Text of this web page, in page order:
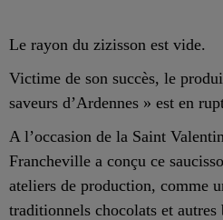
Le rayon du zizisson est vide.
Victime de son succès, le
saveurs d’Ardennes » est en
A l’occasion de la Saint
Francheville a conçu ce
ateliers de production, comme
traditionnels chocolats et autres